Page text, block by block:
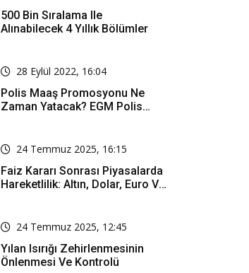
500 Bin Sıralama Ile
Alınabilecek 4 Yıllık Bölümler
28 Eylül 2022, 16:04
Polis Maaş Promosyonu Ne
Zaman Yatacak? EGM Polis
24 Temmuz 2025, 16:15
Faiz Kararı Sonrası Piyasalarda
Hareketlilik: Altın, Dolar, Euro Ve
24 Temmuz 2025, 12:45
Yılan Isırığı Zehirlenmesinin
Önlenmesi Ve Kontrolü